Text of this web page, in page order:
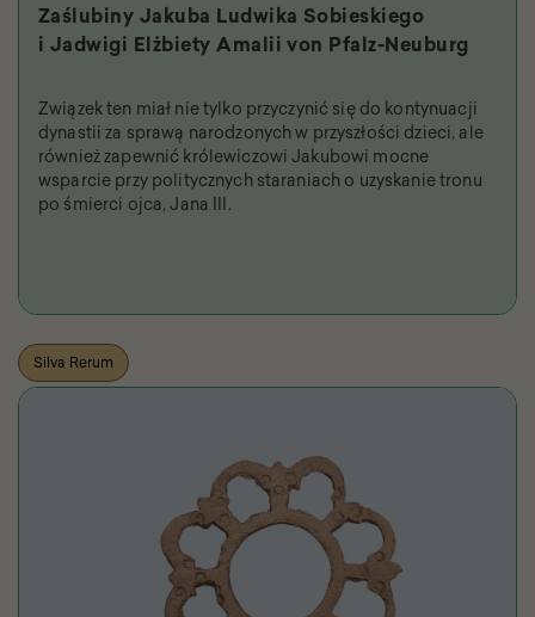
Zaślubiny Jakuba Ludwika Sobieskiego
i Jadwigi Elżbiety Amalii von Pfalz-Neuburg
Związek ten miał nie tylko przyczynić się do kontynuacji
dynastii za sprawą narodzonych w przyszłości dzieci, ale
również zapewnić królewiczowi Jakubowi mocne
wsparcie przy politycznych staraniach o uzyskanie tronu
po śmierci ojca, Jana III.
Silva Rerum